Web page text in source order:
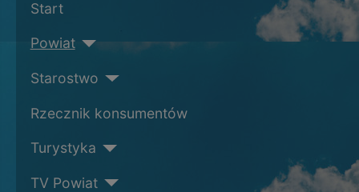
Start
Powiat
Starostwo
Rzecznik konsumentów
Turystyka
TV Powiat